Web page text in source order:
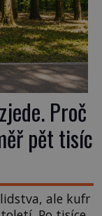
Proč
pět tisíc
ale kufr